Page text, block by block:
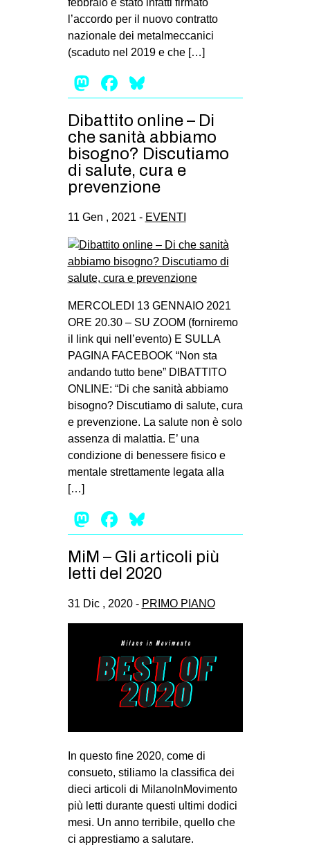
febbraio è stato infatti firmato
l’accordo per il nuovo contratto
nazionale dei metalmeccanici
(scaduto nel 2019 e che […]
Mastodon
Facebook
Dibattito online – Di
che sanità abbiamo
bisogno? Discutiamo
di salute, cura e
prevenzione
11 Gen , 2021 - EVENTI
MERCOLEDI 13 GENNAIO 2021
ORE 20.30 – SU ZOOM (forniremo
il link qui nell’evento) E SULLA
PAGINA FACEBOOK “Non sta
andando tutto bene” DIBATTITO
ONLINE: “Di che sanità abbiamo
bisogno? Discutiamo di salute, cura
e prevenzione. La salute non è solo
assenza di malattia. E’ una
condizione di benessere fisico e
mentale strettamente legata alla
[…]
Mastodon
Facebook
MiM – Gli articoli più
letti del 2020
31 Dic , 2020 - PRIMO PIANO
In questo fine 2020, come di
consueto, stiliamo la classifica dei
dieci articoli di MilanoInMovimento
più letti durante questi ultimi dodici
mesi. Un anno terribile, quello che
ci apprestiamo a salutare.